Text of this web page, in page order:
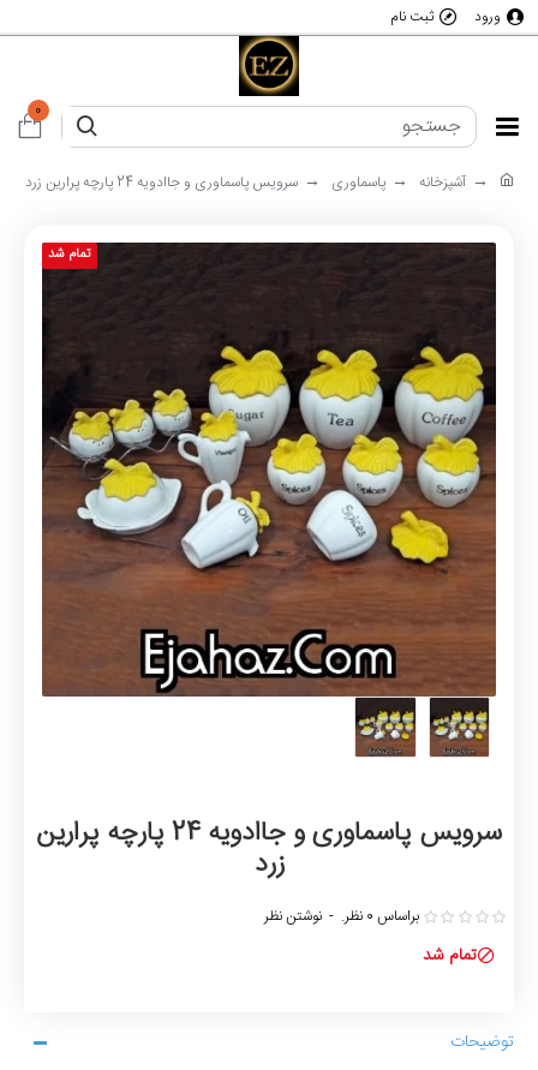
ورود ثبت نام
0
آشپزخانه پاسماوری سرویس پاسماوری و جاادویه 24 پارچه پرارین زرد
تمام شد
سرویس پاسماوری و جاادویه 24 پارچه پرارین
زرد
تمام شد
براساس 0 نظر. - نوشتن نظر
توضیحات